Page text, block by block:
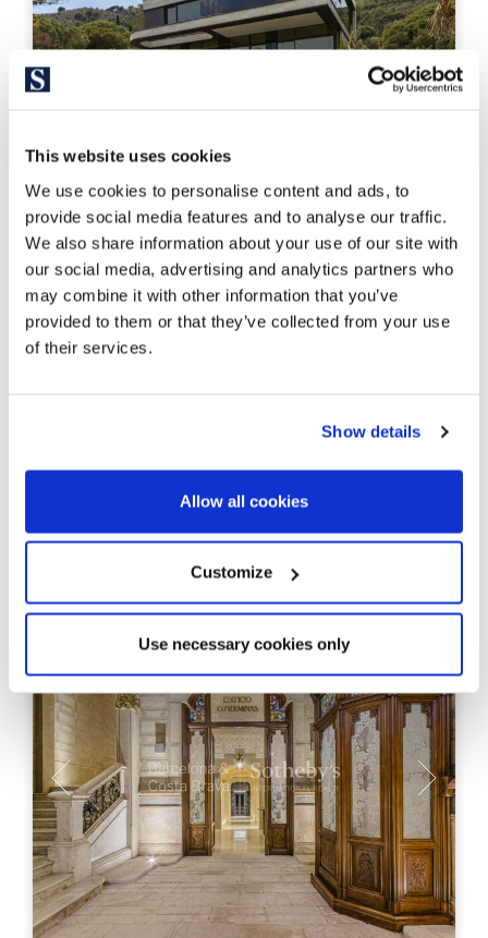
This website uses cookies
We use cookies to personalise content and ads, to
provide social media features and to analyse our traffic.
We also share information about your use of our site with
our social media, advertising and analytics partners who
may combine it with other information that you’ve
provided to them or that they’ve collected from your use
of their services.
Show details
Allow all cookies
Customize
Use necessary cookies only
BCNP5353
à partir de 15.000.000 €
Paradis de Pearson. Trois villas de luxe
2 à partir de 1 m²
Chambres à coucher